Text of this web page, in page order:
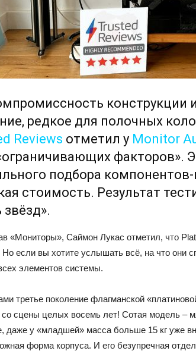
конструкции
редкое для полочных
Reviews отметил у Monitor
факторов».
подбора
стоимость. Результат
звёзд».
«Мониторы», Саймон Лукас отметил, что
Но если вы хотите услышать всё, на что они
элементов системы.
третье поколение флагманской
сцены целых восемь лет! Сотая модель –
даже у «младшей» масса больше 15 кг уже
форма корпуса. И его безупречная